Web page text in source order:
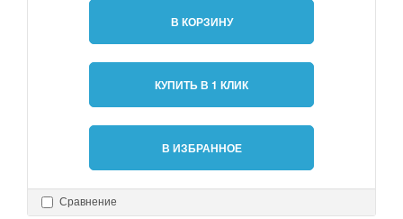
В КОРЗИНУ
КУПИТЬ В 1 КЛИК
В ИЗБРАННОЕ
Сравнение